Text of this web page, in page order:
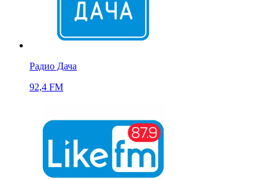
Радио Дача
92,4 FM